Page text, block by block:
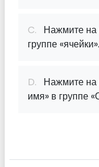
C. Нажмите на
группе «ячейки».
D. Нажмите на
имя» в группе